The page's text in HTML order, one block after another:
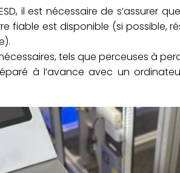
il est nécessaire de s’assurer
fiable est disponible (si possible,
tels que perceuses à
à l’avance avec un